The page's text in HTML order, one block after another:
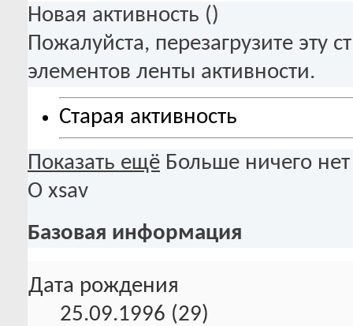
Новая активность ()
Пожалуйста, перезагрузите эту
элементов ленты активности.
Старая активность
Показать ещё Больше ничего нет
О xsav
Базовая информация
Дата рождения
25.09.1996 (29)